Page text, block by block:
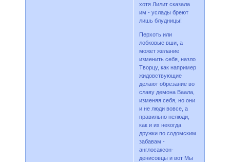
хотя Лилит сказала
им - услады бреют
лишь блудницы!
Перхоть или
лобковые вши, а
может желание
изменить себя, назло
Творцу, как например
жидовствующие
делают обрезание во
славу демона Ваала,
изменяя себя, но они
и не люди вовсе, а
правильно нелюди,
как и их некогда
дружки по содомским
забавам -
англосаксон-
денисовцы и вот Мы